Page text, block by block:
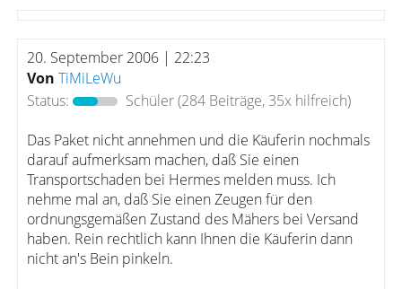
20. September 2006 | 22:23
Von TiMiLeWu
Status:
Schüler(284 Beiträge, 35x hilfreich)
Das Paket nicht annehmen und die Käuferin nochmals
darauf aufmerksam machen, daß Sie einen
Transportschaden bei Hermes melden muss. Ich
nehme mal an, daß Sie einen Zeugen für den
ordnungsgemäßen Zustand des Mähers bei Versand
haben. Rein rechtlich kann Ihnen die Käuferin dann
nicht an's Bein pinkeln.